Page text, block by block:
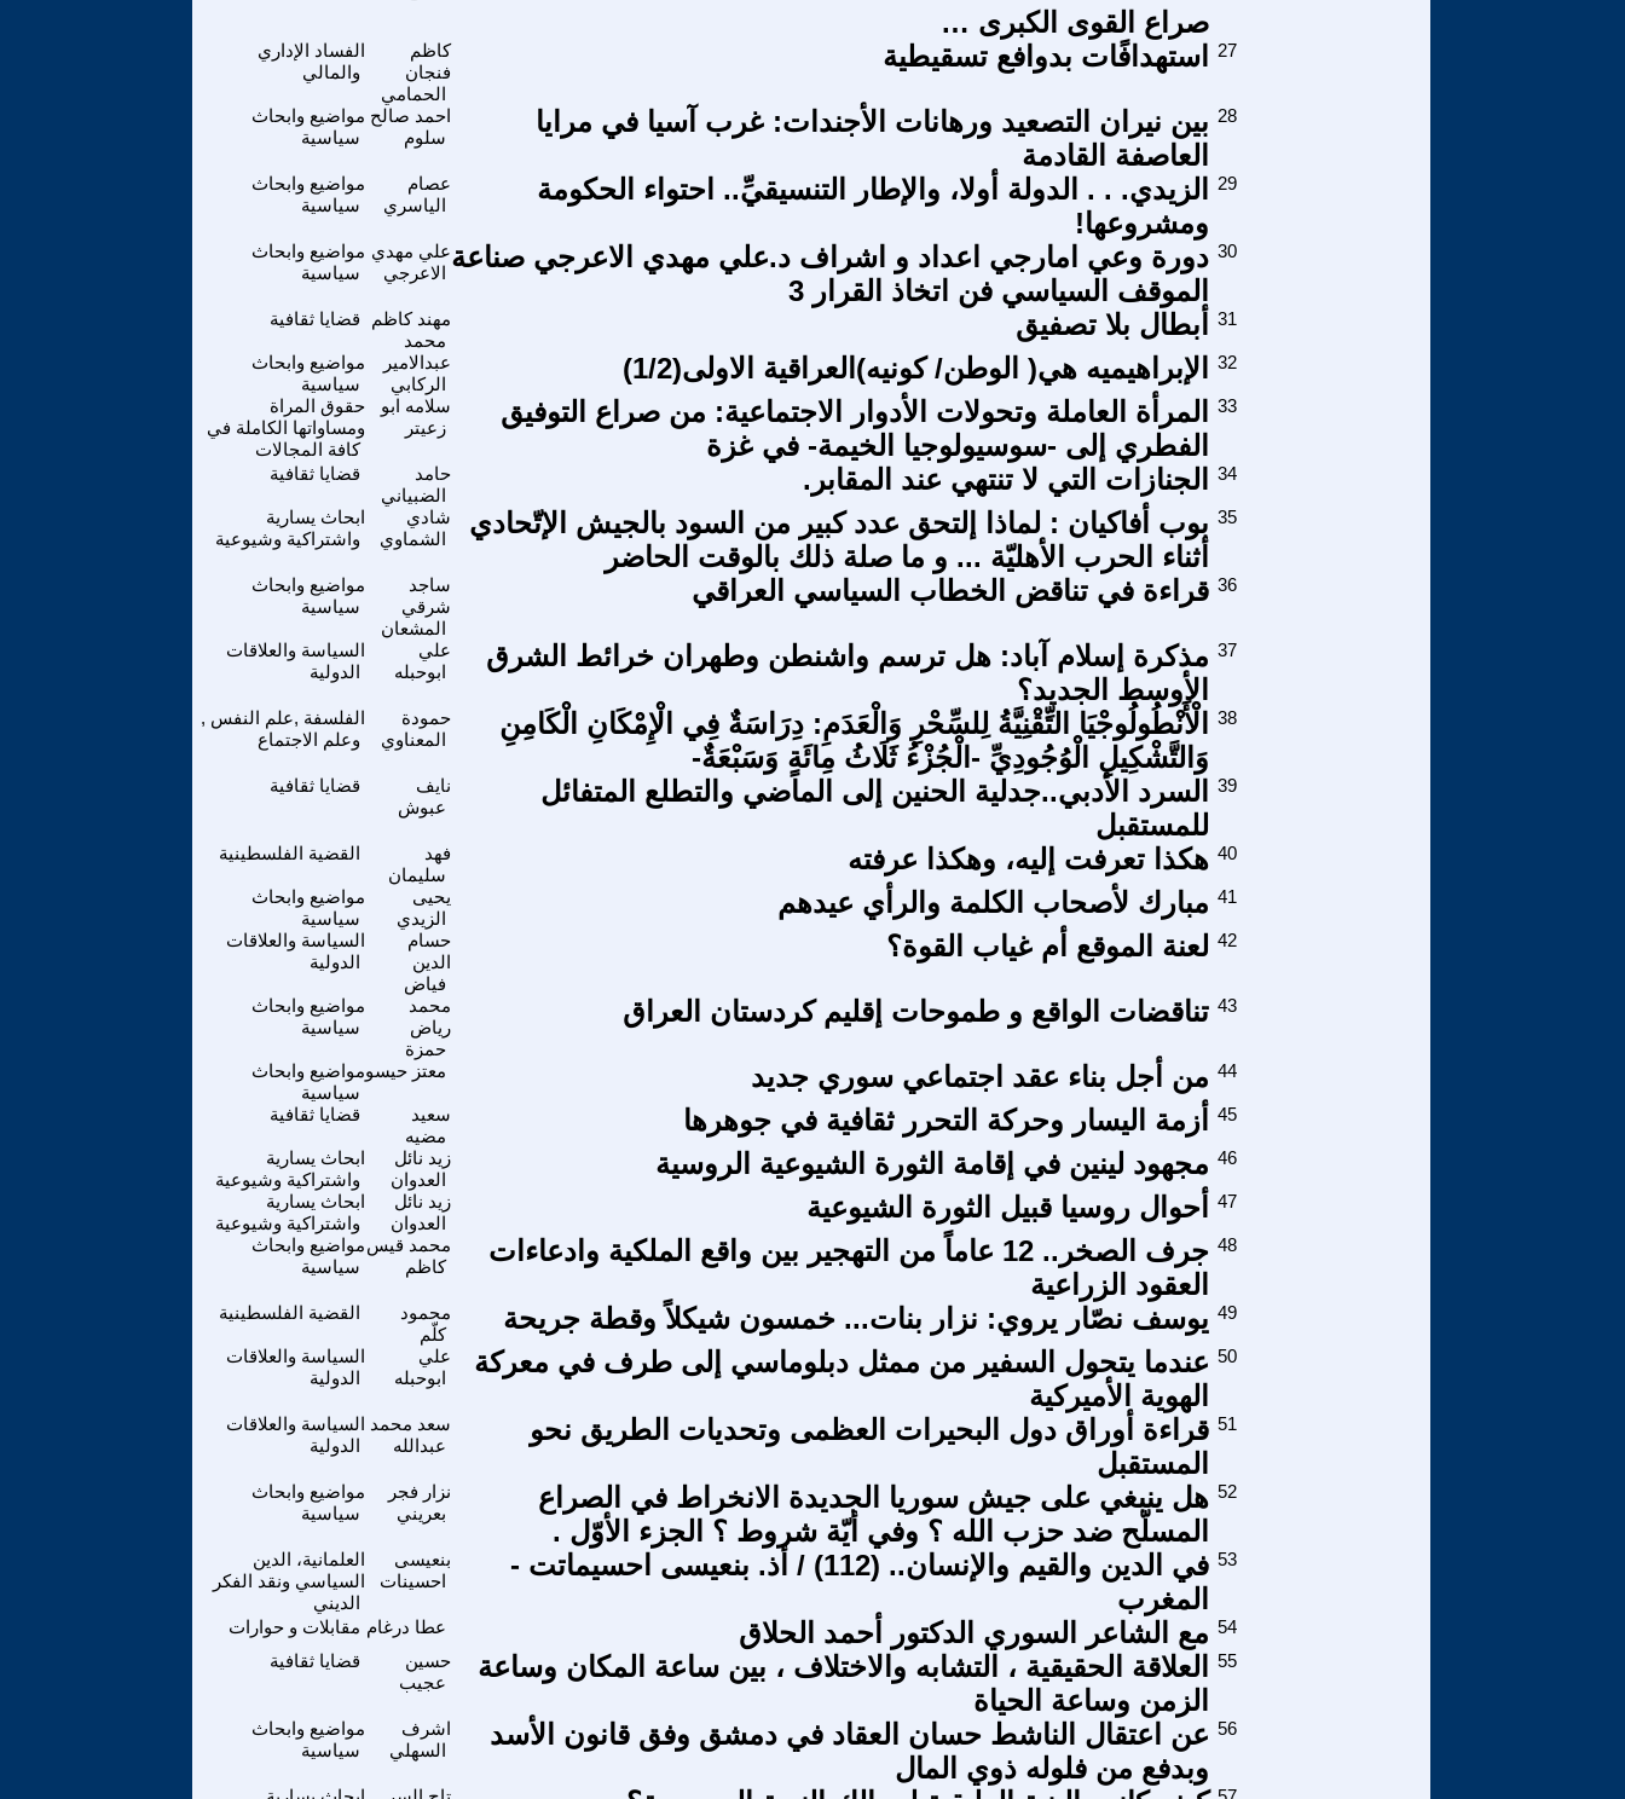
صراع القوى الكبرى …
الفساد الإداري
والمالي
كاظم
فنجان
الحمامي
استهدافًات بدوافع تسقيطية 27
مواضيع وابحاث
سياسية
احمد صالح
سلوم
بين نيران التصعيد ورهانات الأجندات: غرب آسيا في مرايا
العاصفة القادمة
28
مواضيع وابحاث
سياسية
عصام
الياسري
الزيدي. . . الدولة أولا، والإطار التنسيقيِّ.. احتواء الحكومة
ومشروعها!
29
مواضيع وابحاث
سياسية
علي مهدي
الاعرجي دورة وعي امارجي اعداد و اشراف د.علي مهدي الاعرجي صناعة
الموقف السياسي فن اتخاذ القرار 3
30
قضايا ثقافية
مهند كاظم
محمد
أبطال بلا تصفيق 31
مواضيع وابحاث
سياسية
عبدالامير
الركابي
الإبراهيميه هي( الوطن/ كونيه)العراقية الاولى(1/2) 32
حقوق المراة
ومساواتها الكاملة في
كافة المجالات
سلامه ابو
زعيتر
المرأة العاملة وتحولات الأدوار الاجتماعية: من صراع التوفيق
الفطري إلى -سوسيولوجيا الخيمة- في غزة
33
قضايا ثقافية
حامد
الضبياني
الجنازات التي لا تنتهي عند المقابر. 34
ابحاث يسارية
واشتراكية وشيوعية
شادي
الشماوي
بوب أفاكيان : لماذا إلتحق عدد كبير من السود بالجيش الإتّحادي
أثناء الحرب الأهليّة ... و ما صلة ذلك بالوقت الحاضر
35
مواضيع وابحاث
سياسية
ساجد
شرقي
المشعان
قراءة في تناقض الخطاب السياسي العراقي 36
السياسة والعلاقات
الدولية
علي
ابوحبله
مذكرة إسلام آباد: هل ترسم واشنطن وطهران خرائط الشرق
الأوسط الجديد؟
37
الفلسفة ,علم النفس ,
وعلم الاجتماع
حمودة
المعناوي
الْأَنْطُولُوجْيَا التِّقْنِيَّةُ لِلسِّحْرِ وَالْعَدَمِ: دِرَاسَةٌ فِي الْإِمْكَانِ الْكَامِنِ
وَالتَّشْكِيلِ الْوُجُودِيِّ -الْجُزْءُ ثَلَاثُ مِائَةٍ وَسَبْعَةٌ-
38
قضايا ثقافية
نايف
عبوش
السرد الأدبي..جدلية الحنين إلى الماضي والتطلع المتفائل
للمستقبل
39
القضية الفلسطينية
فهد
سليمان
هكذا تعرفت إليه، وهكذا عرفته 40
مواضيع وابحاث
سياسية
يحيى
الزيدي
مبارك لأصحاب الكلمة والرأي عيدهم 41
السياسة والعلاقات
الدولية
حسام
الدين
فياض
لعنة الموقع أم غياب القوة؟ 42
مواضيع وابحاث
سياسية
محمد
رياض
حمزة
تناقضات الواقع و طموحات إقليم كردستان العراق 43
مواضيع وابحاث
سياسية
معتز حيسو من أجل بناء عقد اجتماعي سوري جديد 44
قضايا ثقافية
سعيد
مضيه
أزمة اليسار وحركة التحرر ثقافية في جوهرها 45
ابحاث يسارية
واشتراكية وشيوعية
زيد نائل
العدوان
مجهود لينين في إقامة الثورة الشيوعية الروسية 46
ابحاث يسارية
واشتراكية وشيوعية
زيد نائل
العدوان
أحوال روسيا قبيل الثورة الشيوعية 47
مواضيع وابحاث
سياسية
محمد قيس
كاظم
جرف الصخر.. 12 عاماً من التهجير بين واقع الملكية وادعاءات
العقود الزراعية
48
القضية الفلسطينية
محمود
كلّم
يوسف نصّار يروي: نزار بنات... خمسون شيكلاً وقطة جريحة 49
السياسة والعلاقات
الدولية
علي
ابوحبله
عندما يتحول السفير من ممثل دبلوماسي إلى طرف في معركة
الهوية الأميركية
50
السياسة والعلاقات
الدولية
سعد محمد
عبدالله
قراءة أوراق دول البحيرات العظمى وتحديات الطريق نحو
المستقبل
51
مواضيع وابحاث
سياسية
نزار فجر
بعريني
هل ينبغي على جيش سوريا الجديدة الانخراط في الصراع
المسلّح ضد حزب الله ؟ وفي أيّة شروط ؟ الجزء الأوّل .
52
العلمانية، الدين
السياسي ونقد الفكر
الديني
بنعيسى
احسينات
في الدين والقيم والإنسان.. (112) / أذ. بنعيسى احسيماتت -
المغرب
53
مقابلات و حوارات عطا درغام مع الشاعر السوري الدكتور أحمد الحلاق 54
قضايا ثقافية
حسين
عجيب
العلاقة الحقيقية ، التشابه والاختلاف ، بين ساعة المكان وساعة
الزمن وساعة الحياة
55
مواضيع وابحاث
سياسية
اشرف
السهلي
عن اعتقال الناشط حسان العقاد في دمشق وفق قانون الأسد
وبدفع من فلوله ذوي المال
56